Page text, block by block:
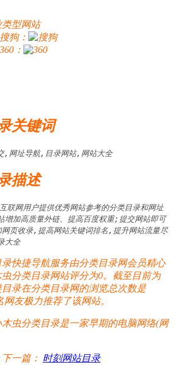
类型网站
狗：
：
关键词
,网址导航,目录网站,网站大全
描述
联网用户提供优秀网站参考的分类目录和网址
增加高质量外链、提高百度权重;提交网站即可
页收录,提高网站关键词排名,提升网站流量尽
大全
快捷导航服务由分类目录网会员精心
分类目录网站评分为0。截至目前为
录在分类目录网的浏览总次数是
网友极力推荐了该网站。
虫分类目录是一家早期的电脑网络(网
下一篇： 时刻网站目录